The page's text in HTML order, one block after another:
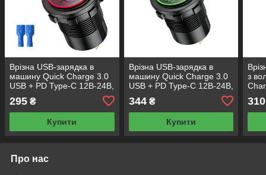
Врізна USB-зарядка в
машину Quick Charge 3.0
USB + PD Type-C 12В-24В,
QC 3.0 (швидка зарядка),
36 Вт, Червона
295 ₴
Купити
Врізна USB-зарядка в
машину Quick Charge 3.0
USB + PD Type-C 12В-24В,
заряджання), 36 Вт,
Зелена
344₴
Купити
з
310
Про нас